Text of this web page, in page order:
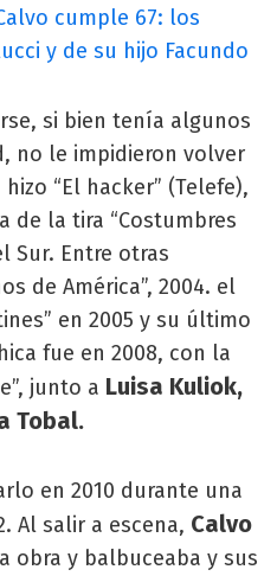
cumple 67: los
y de su hijo Facundo
si bien tenía algunos
no le impidieron volver
“El hacker” (Telefe),
de la tira “Costumbres
Sur. Entre otras
de América”, 2004. el
en 2005 y su último
fue en 2008, con la
junto a Luisa Kuliok,
Tobal.
en 2010 durante una
Al salir a escena, Calvo
obra y balbuceaba y sus